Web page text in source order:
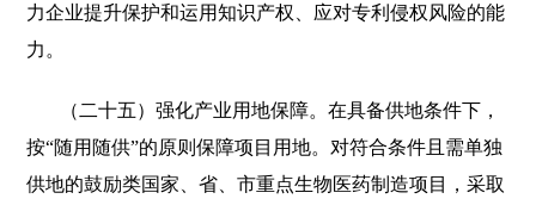
力企业提升保护和运用知识产权、应对专利侵权风险的能
力。
（二十五）强化产业用地保障。在具备供地条件下，
按“随用随供”的原则保障项目用地。对符合条件且需单独
供地的鼓励类国家、省、市重点生物医药制造项目，采取